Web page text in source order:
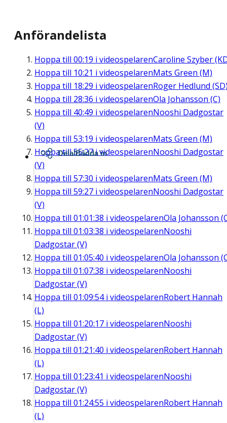
Anförandelista
Hoppa till 00:19 i videospelarenCaroline Szyber
Hoppa till 10:21 i videospelarenMats Green (M)
Hoppa till 18:29 i videospelarenRoger Hedlund
Hoppa till 28:36 i videospelarenOla Johansson (C)
Hoppa till 40:49 i videospelarenNooshi Dadgostar
(V)
Hoppa till 53:19 i videospelarenMats Green (M)
Hoppa till55:27i videospelarenNooshi Dadgostar
(V)
Hoppa till 57:30 i videospelarenMats Green (M)
Hoppa till 59:27 i videospelarenNooshi Dadgostar
(V)
Hoppa till 01:01:38 i videospelarenOla Johansson
Hoppa till 01:03:38 i videospelarenNooshi
Dadgostar (V)
Hoppa till 01:05:40 i videospelarenOla Johansson
Hoppa till 01:07:38 i videospelarenNooshi
Dadgostar (V)
Hoppa till 01:09:54i videospelarenRobert Hannah
(L)
Hoppa till 01:20:17 i videospelarenNooshi
Dadgostar (V)
Hoppa till 01:21:40 i videospelarenRobert Hannah
(L)
Hoppa till 01:23:41 i videospelarenNooshi
Dadgostar (V)
Hoppa till 01:24:55 i videospelarenRobert Hannah
(L)
Dela/Bädda in